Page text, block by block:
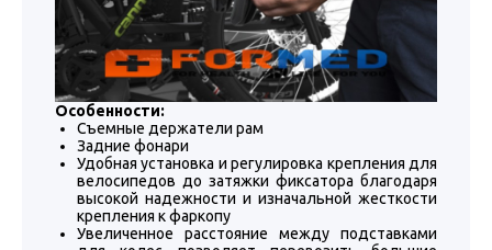
Особенности:
Съемные держатели рам
Задние фонари
Удобная установка и регулировка крепления для
велосипедов до затяжки фиксатора благодаря
высокой надежности и изначальной жесткости
крепления к фаркопу
Увеличенное расстояние между подставками